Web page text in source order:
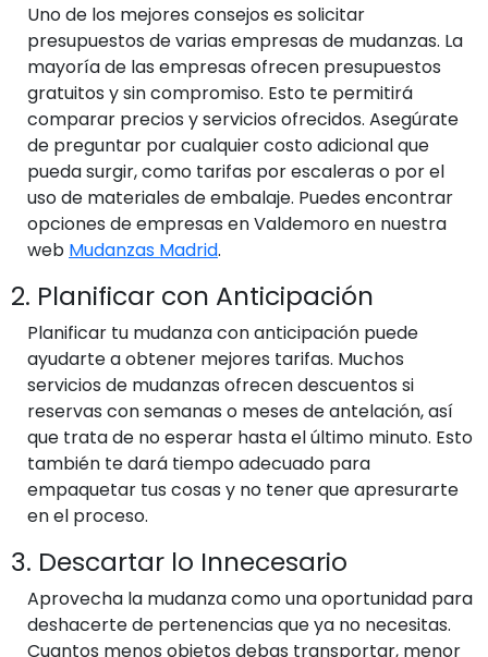
Uno de los mejores consejos es solicitar
presupuestos de varias empresas de mudanzas. La
mayoría de las empresas ofrecen presupuestos
gratuitos y sin compromiso. Esto te permitirá
comparar precios y servicios ofrecidos. Asegúrate
de preguntar por cualquier costo adicional que
pueda surgir, como tarifas por escaleras o por el
uso de materiales de embalaje. Puedes encontrar
opciones de empresas en Valdemoro en nuestra
web Mudanzas Madrid.
2. Planificar con Anticipación
Planificar tu mudanza con anticipación puede
ayudarte a obtener mejores tarifas. Muchos
servicios de mudanzas ofrecen descuentos si
reservas con semanas o meses de antelación, así
que trata de no esperar hasta el último minuto. Esto
también te dará tiempo adecuado para
empaquetar tus cosas y no tener que apresurarte
en el proceso.
3. Descartar lo Innecesario
Aprovecha la mudanza como una oportunidad para
deshacerte de pertenencias que ya no necesitas.
Cuantos menos objetos debas transportar, menor